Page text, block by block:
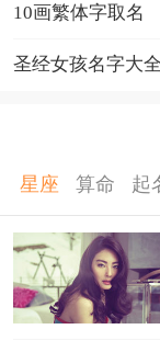
10画繁体字取名
圣经女孩名字大
星座 算命 起